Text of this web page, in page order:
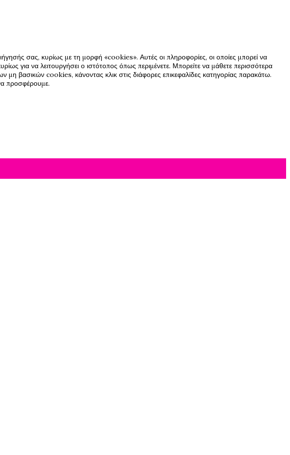
σας, κυρίως με τη μορφή «cookies». Αυτές οι πληροφορίες, οι οποίες μπορεί να
για να λειτουργήσει ο ιστότοπος όπως περιμένετε. Μπορείτε να μάθετε περισσότερα
βασικών cookies, κάνοντας κλικ στις διάφορες επικεφαλίδες κατηγορίας παρακάτω.
προσφέρουμε.